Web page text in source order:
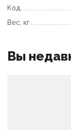
Код
Вес, кг
Вы